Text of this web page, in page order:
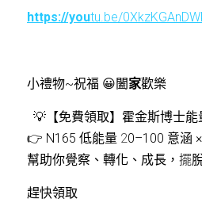
https://youtu.be/
小禮物~祝福 😀闔家歡樂
💡【免費領取】霍金斯博士
👉 N165 低能量 20–100 意涵
幫助你覺察、轉化、成長， 擺
趕快領取